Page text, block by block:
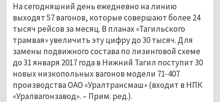
На сегодняшний день ежедневно на линию
выходят 57 вагонов, которые совершают более 24
тысяч рейсов за месяц. В планах «Тагильского
трамвая» увеличить эту цифру до 30 тысяч. Для
замены подвижного состава по лизинговой схеме
до 31 января 2017 года в Нижний Тагил поступит 30
новых низкопольных вагонов модели 71-407
производства ОАО «Уралтрансмаш» (входит в НПК
«Уралвагонзавод». – Прим. ред.).